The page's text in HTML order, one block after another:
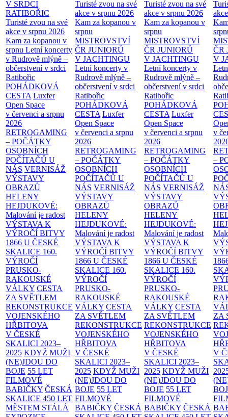
V SRDCI
RATIBOŘIC
Turisté zvou na své
akce v srpnu 2026
Kam za kopanou v
srpnu Letní koncerty
v Rudrově mlýně –
občerstvení v srdci
Ratibořic
POHÁDKOVÁ
CESTA Luxfer
Open Space
v červenci a srpnu
2026
RETROGAMING
– POČÁTKY
OSOBNÍCH
POČÍTAČŮ U
NÁS VERNISÁŽ
VÝSTAVY
OBRAZŮ
HELENY
HEJDUKOVÉ:
Malování je radost
VÝSTAVA K
VÝROČÍ BITVY
1866 U ČESKÉ
SKALICE 160.
VÝROČÍ
PRUSKO-
RAKOUSKÉ
VÁLKY CESTA
ZA SVĚTLEM
REKONSTRUKCE
VOJENSKÉHO
HŘBITOVA
V ČESKÉ
SKALICI 2023–
2025 KDYŽ MUŽI
(NE)JDOU DO
BOJE 55 LET
FILMOVÉ
BABIČKY ČESKÁ
SKALICE 450 LET
MĚSTEM STÁLÁ
Turisté zvou na své
akce v srpnu 2026
Kam za kopanou v
srpnu
MISTROVSTVÍ
ČR JUNIORŮ
V JACHTINGU
Letní koncerty v
Rudrově mlýně –
občerstvení v srdci
Ratibořic
POHÁDKOVÁ
CESTA Luxfer
Open Space
v červenci a srpnu
2026
RETROGAMING
– POČÁTKY
OSOBNÍCH
POČÍTAČŮ U
NÁS VERNISÁŽ
VÝSTAVY
OBRAZŮ
HELENY
HEJDUKOVÉ:
Malování je radost
VÝSTAVA K
VÝROČÍ BITVY
1866 U ČESKÉ
SKALICE 160.
VÝROČÍ
PRUSKO-
RAKOUSKÉ
VÁLKY CESTA
ZA SVĚTLEM
REKONSTRUKCE
VOJENSKÉHO
HŘBITOVA
V ČESKÉ
SKALICI 2023–
2025 KDYŽ MUŽI
(NE)JDOU DO
BOJE 55 LET
FILMOVÉ
BABIČKY ČESKÁ
Turisté zvou na své
akce v srpnu 2026
Kam za kopanou v
srpnu
MISTROVSTVÍ
ČR JUNIORŮ
V JACHTINGU
Letní koncerty v
Rudrově mlýně –
občerstvení v srdci
Ratibořic
POHÁDKOVÁ
CESTA Luxfer
Open Space
v červenci a srpnu
2026
RETROGAMING
– POČÁTKY
OSOBNÍCH
POČÍTAČŮ U
NÁS VERNISÁŽ
VÝSTAVY
OBRAZŮ
HELENY
HEJDUKOVÉ:
Malování je radost
VÝSTAVA K
VÝROČÍ BITVY
1866 U ČESKÉ
SKALICE 160.
VÝROČÍ
PRUSKO-
RAKOUSKÉ
VÁLKY CESTA
ZA SVĚTLEM
REKONSTRUKCE
VOJENSKÉHO
HŘBITOVA
V ČESKÉ
SKALICI 2023–
2025 KDYŽ MUŽI
(NE)JDOU DO
BOJE 55 LET
FILMOVÉ
BABIČKY ČESKÁ
ČR
V
v
–
ZA
V